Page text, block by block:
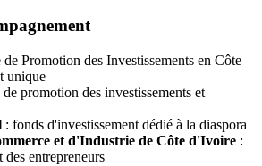
de Promotion des Investissements en Côte
unique
de promotion des investissements et
: fonds d'investissement dédié à la diaspora
et d'Industrie de Côte d'Ivoire :
des entrepreneurs